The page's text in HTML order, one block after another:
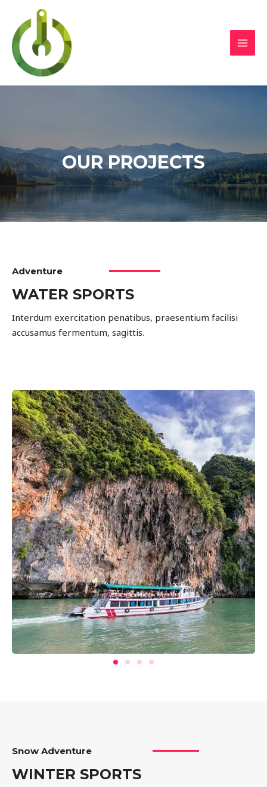
OUR PROJECTS
Adventure
WATER SPORTS
Interdum exercitation penatibus, praesentium facilisi
accusamus fermentum, sagittis.
Snow Adventure
WINTER SPORTS